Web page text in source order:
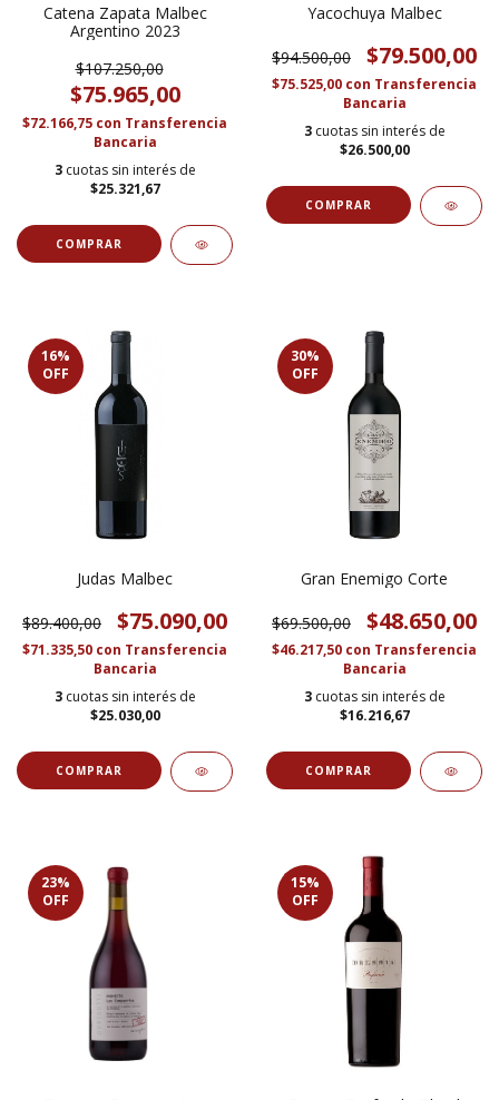
Catena Zapata Malbec
Argentino 2023
$107.250,00
$75.965,00
$72.166,75 con Transferencia
Bancaria
3 cuotas sin interés de
$25.321,67
Yacochuya Malbec
$94.500,00 $79.500,00
$75.525,00 con Transferencia
Bancaria
3 cuotas sin interés de
$26.500,00
16%
OFF
Judas Malbec
$89.400,00 $75.090,00
$71.335,50 con Transferencia
Bancaria
3 cuotas sin interés de
$25.030,00
30%
OFF
Gran Enemigo Corte
$69.500,00 $48.650,00
$46.217,50 con Transferencia
Bancaria
3 cuotas sin interés de
$16.216,67
23%
OFF
15%
OFF